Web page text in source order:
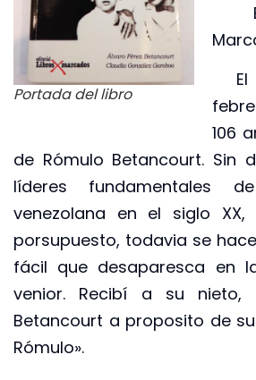
Portada del libro
El
106
de Rómulo Betancourt. Sin
líderes fundamentales
venezolana en el siglo XX,
porsupuesto, todavia se
fácil que desaparesca en
venior. Recibí a su nieto,
Betancourt a proposito de
Rómulo».